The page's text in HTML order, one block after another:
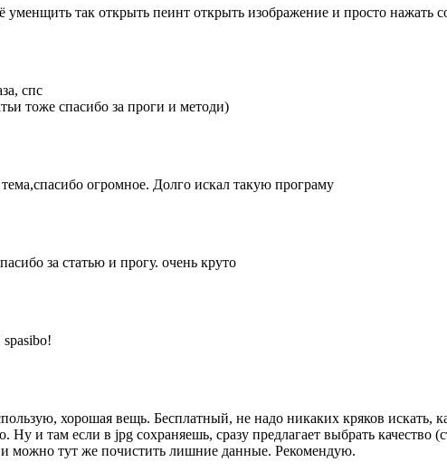
так открыть пеинт открыть изображение и просто нажать
спс
тоже спасибо за проги и методи)
тема,спасибо огромное. Долго искал такую програму
за статью и прогу. очень круто
хорошая вещь. Бесплатный, не надо никаких кряков
Ну и там если в jpg сохраняешь, сразу предлагает выбрать качество
и можно тут же почистить лишние данные. Рекомендую.